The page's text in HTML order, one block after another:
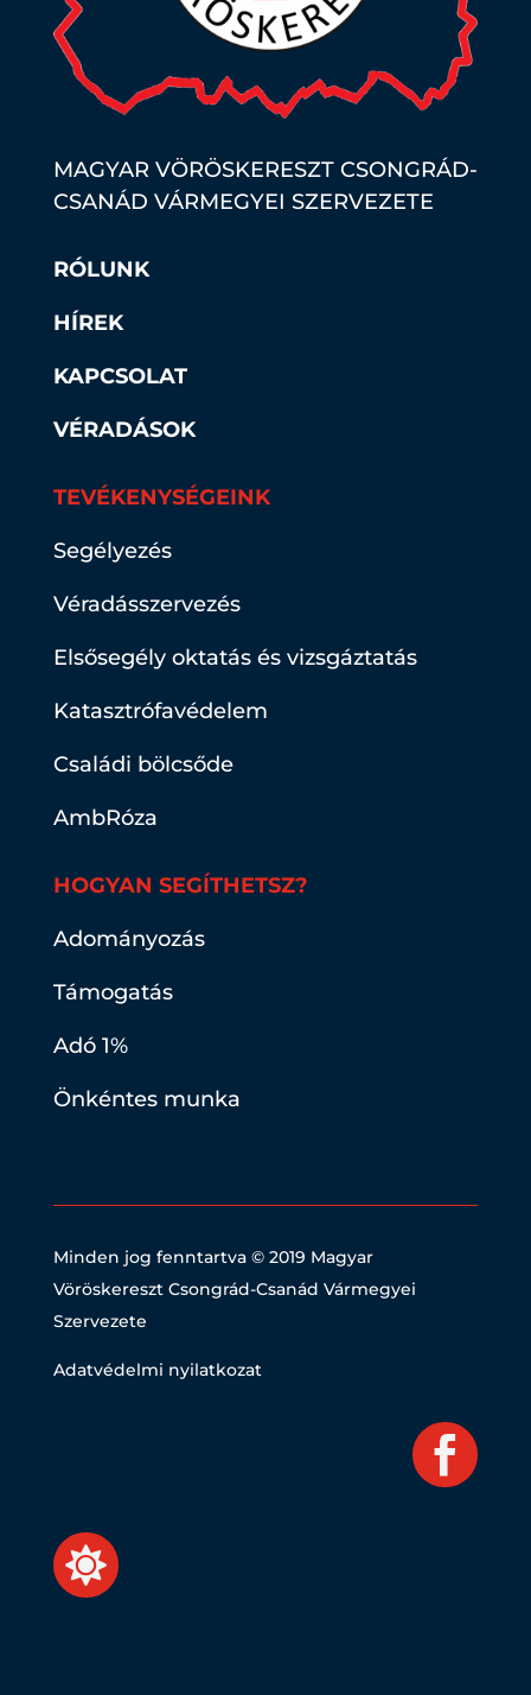
MAGYAR VÖRÖSKERESZT CSONGRÁD-
CSANÁD VÁRMEGYEI SZERVEZETE
RÓLUNK
HÍREK
KAPCSOLAT
VÉRADÁSOK
TEVÉKENYSÉGEINK
Segélyezés
Véradásszervezés
Elsősegély oktatás és vizsgáztatás
Katasztrófavédelem
Családi bölcsőde
AmbRóza
HOGYAN SEGÍTHETSZ?
Adományozás
Támogatás
Adó 1%
Önkéntes munka
Minden jog fenntartva © 2019 Magyar
Vöröskereszt Csongrád-Csanád Vármegyei
Szervezete
Adatvédelmi nyilatkozat

